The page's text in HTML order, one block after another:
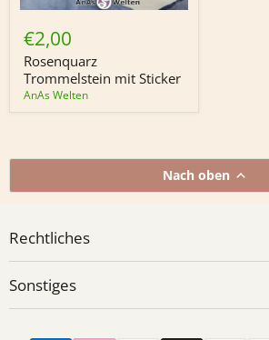
Rosenquarz
Trommelstein
mit
Sticker
€2,00
Rosenquarz
Trommelstein mit Sticker
AnAs Welten
Nach oben
Rechtliches
Sonstiges